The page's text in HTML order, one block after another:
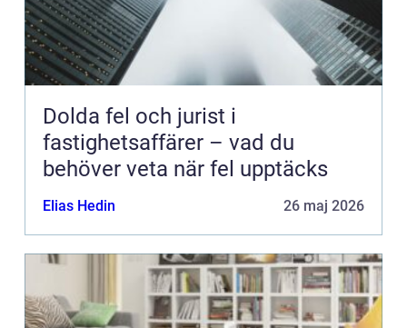
Dolda fel och jurist i
fastighetsaffärer – vad du
behöver veta när fel upptäcks
Elias Hedin 26 maj 2026